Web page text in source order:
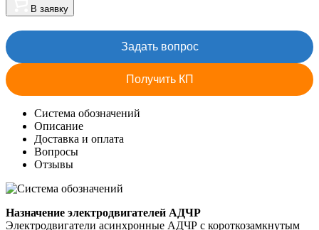
В заявку
Задать вопрос
Получить КП
Система обозначений
Описание
Доставка и оплата
Вопросы
Отзывы
Назначение электродвигателей АДЧР
Электродвигатели асинхронные АДЧР с короткозамкнутым